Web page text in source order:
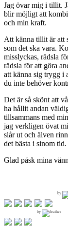
Jag övar mig i tillit.
blir möjligt att
och min kraft.
Att känna tillit är att
som det ska vara.
misslyckas, rädsla
rädsla för att göra
att känna sig trygg i
du inte behöver
Det är så skönt att
ha hållit andan
tillsammans med
jag verkligen övat
slår ut och älven
det bästa i sinom tid.
Glad påsk mina
by
by